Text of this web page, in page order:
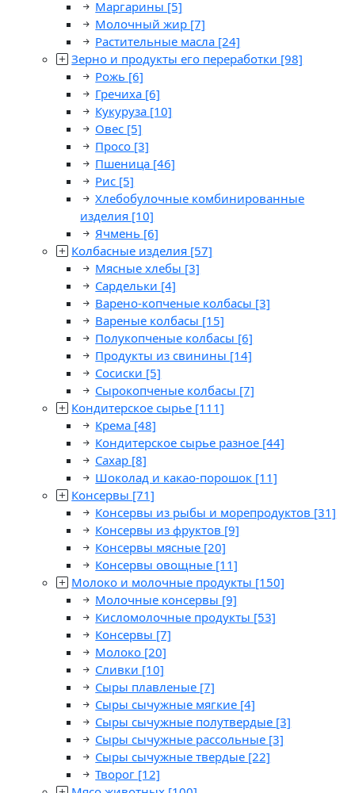
Маргарины [5]
Молочный жир [7]
Растительные масла [24]
Зерно и продукты его переработки [98]
Рожь [6]
Гречиха [6]
Кукуруза [10]
Овес [5]
Просо [3]
Пшеница [46]
Рис [5]
Хлебобулочные комбинированные
изделия [10]
Ячмень [6]
Колбасные изделия [57]
Мясные хлебы [3]
Сардельки [4]
Варено-копченые колбасы [3]
Вареные колбасы [15]
Полукопченые колбасы [6]
Продукты из свинины [14]
Сосиски [5]
Сырокопченые колбасы [7]
Кондитерское сырье [111]
Крема [48]
Кондитерское сырье разное [44]
Сахар [8]
Шоколад и какао-порошок [11]
Консервы [71]
Консервы из рыбы и морепродуктов [31]
Консервы из фруктов [9]
Консервы мясные [20]
Консервы овощные [11]
Молоко и молочные продукты [150]
Молочные консервы [9]
Кисломолочные продукты [53]
Консервы [7]
Молоко [20]
Сливки [10]
Сыры плавленые [7]
Сыры сычужные мягкие [4]
Сыры сычужные полутвердые [3]
Сыры сычужные рассольные [3]
Сыры сычужные твердые [22]
Творог [12]